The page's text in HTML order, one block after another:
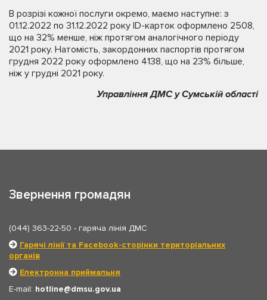
В розрізі кожної послуги окремо, маємо наступне: з
01.12.2022 по 31.12.2022 року ID-карток оформлено 2508,
що на 32% менше, ніж протягом аналогічного періоду
2021 року. Натомість, закордонних паспортів протягом
грудня 2022 року оформлено 4138, що на 23% більше,
ніж у грудні 2021 року.
Управління ДМС у Сумській області
Звернення громадян
(044) 363-22-50 - гаряча лінія ДМС
Гарячі лінії та Facebook-сторінки територіальних
органів
Електронна приймальня
E-mail: hotline
dmsu.gov.ua